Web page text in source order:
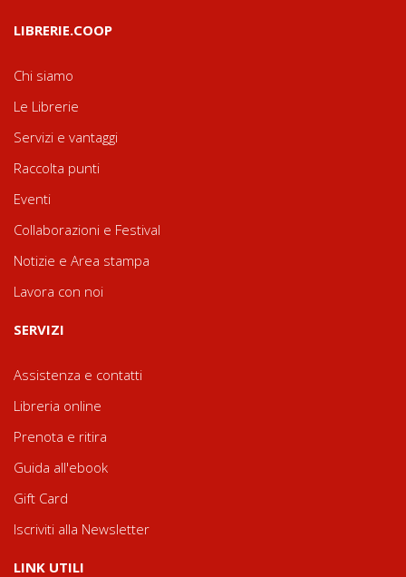
LIBRERIE.COOP
Chi siamo
Le Librerie
Servizi e vantaggi
Raccolta punti
Eventi
Collaborazioni e Festival
Notizie e Area stampa
Lavora con noi
SERVIZI
Assistenza e contatti
Libreria online
Prenota e ritira
Guida all'ebook
Gift Card
Iscriviti alla Newsletter
LINK UTILI